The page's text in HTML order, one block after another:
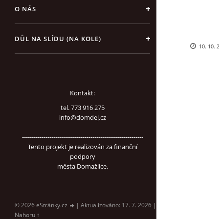
O NÁS
DŮL NA SLÍDU (NA KOLE)
Kontakt:
tel. 773 916 275
info@domdej.cz
--------------------------------------------------------------
Tento projekt je realizován za finanční
podpory
města Domažlice.
© 2026 eStránky.cz | Aktualizováno: 17. 7. 2026 |
Nahoru ↑
10. 10.